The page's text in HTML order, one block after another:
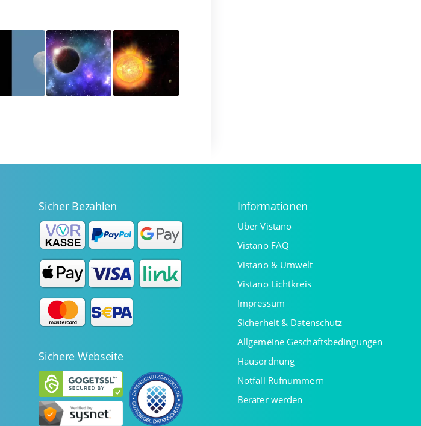
Sicher Bezahlen
Sichere Webseite
Informationen
Über Vistano
Vistano FAQ
Vistano & Umwelt
Vistano Lichtkreis
Impressum
Sicherheit & Datenschutz
Allgemeine Geschäftsbedingungen
Hausordnung
Notfall Rufnummern
Berater werden